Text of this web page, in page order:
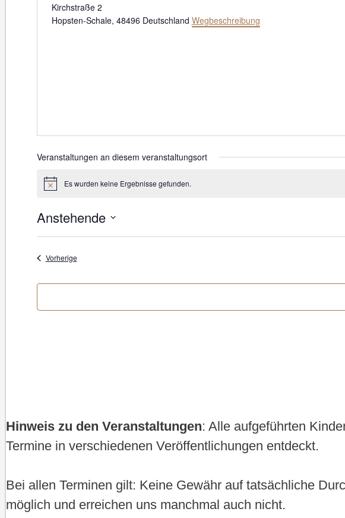
Kirchstraße 2
Hopsten-Schale, 48496 Deutschland Wegbeschreibung
Veranstaltungen an diesem veranstaltungsort
HinweisEs wurden keine Ergebnisse gefunden.
Anstehende
Datum
wählen.
VorherigeVeranstaltungen
Hinweis zu den Veranstaltungen: Alle aufgeführten
Termine in verschiedenen Veröffentlichungen entdeckt.
Bei allen Terminen gilt: Keine Gewähr auf tatsächliche
möglich und erreichen uns manchmal auch nicht.